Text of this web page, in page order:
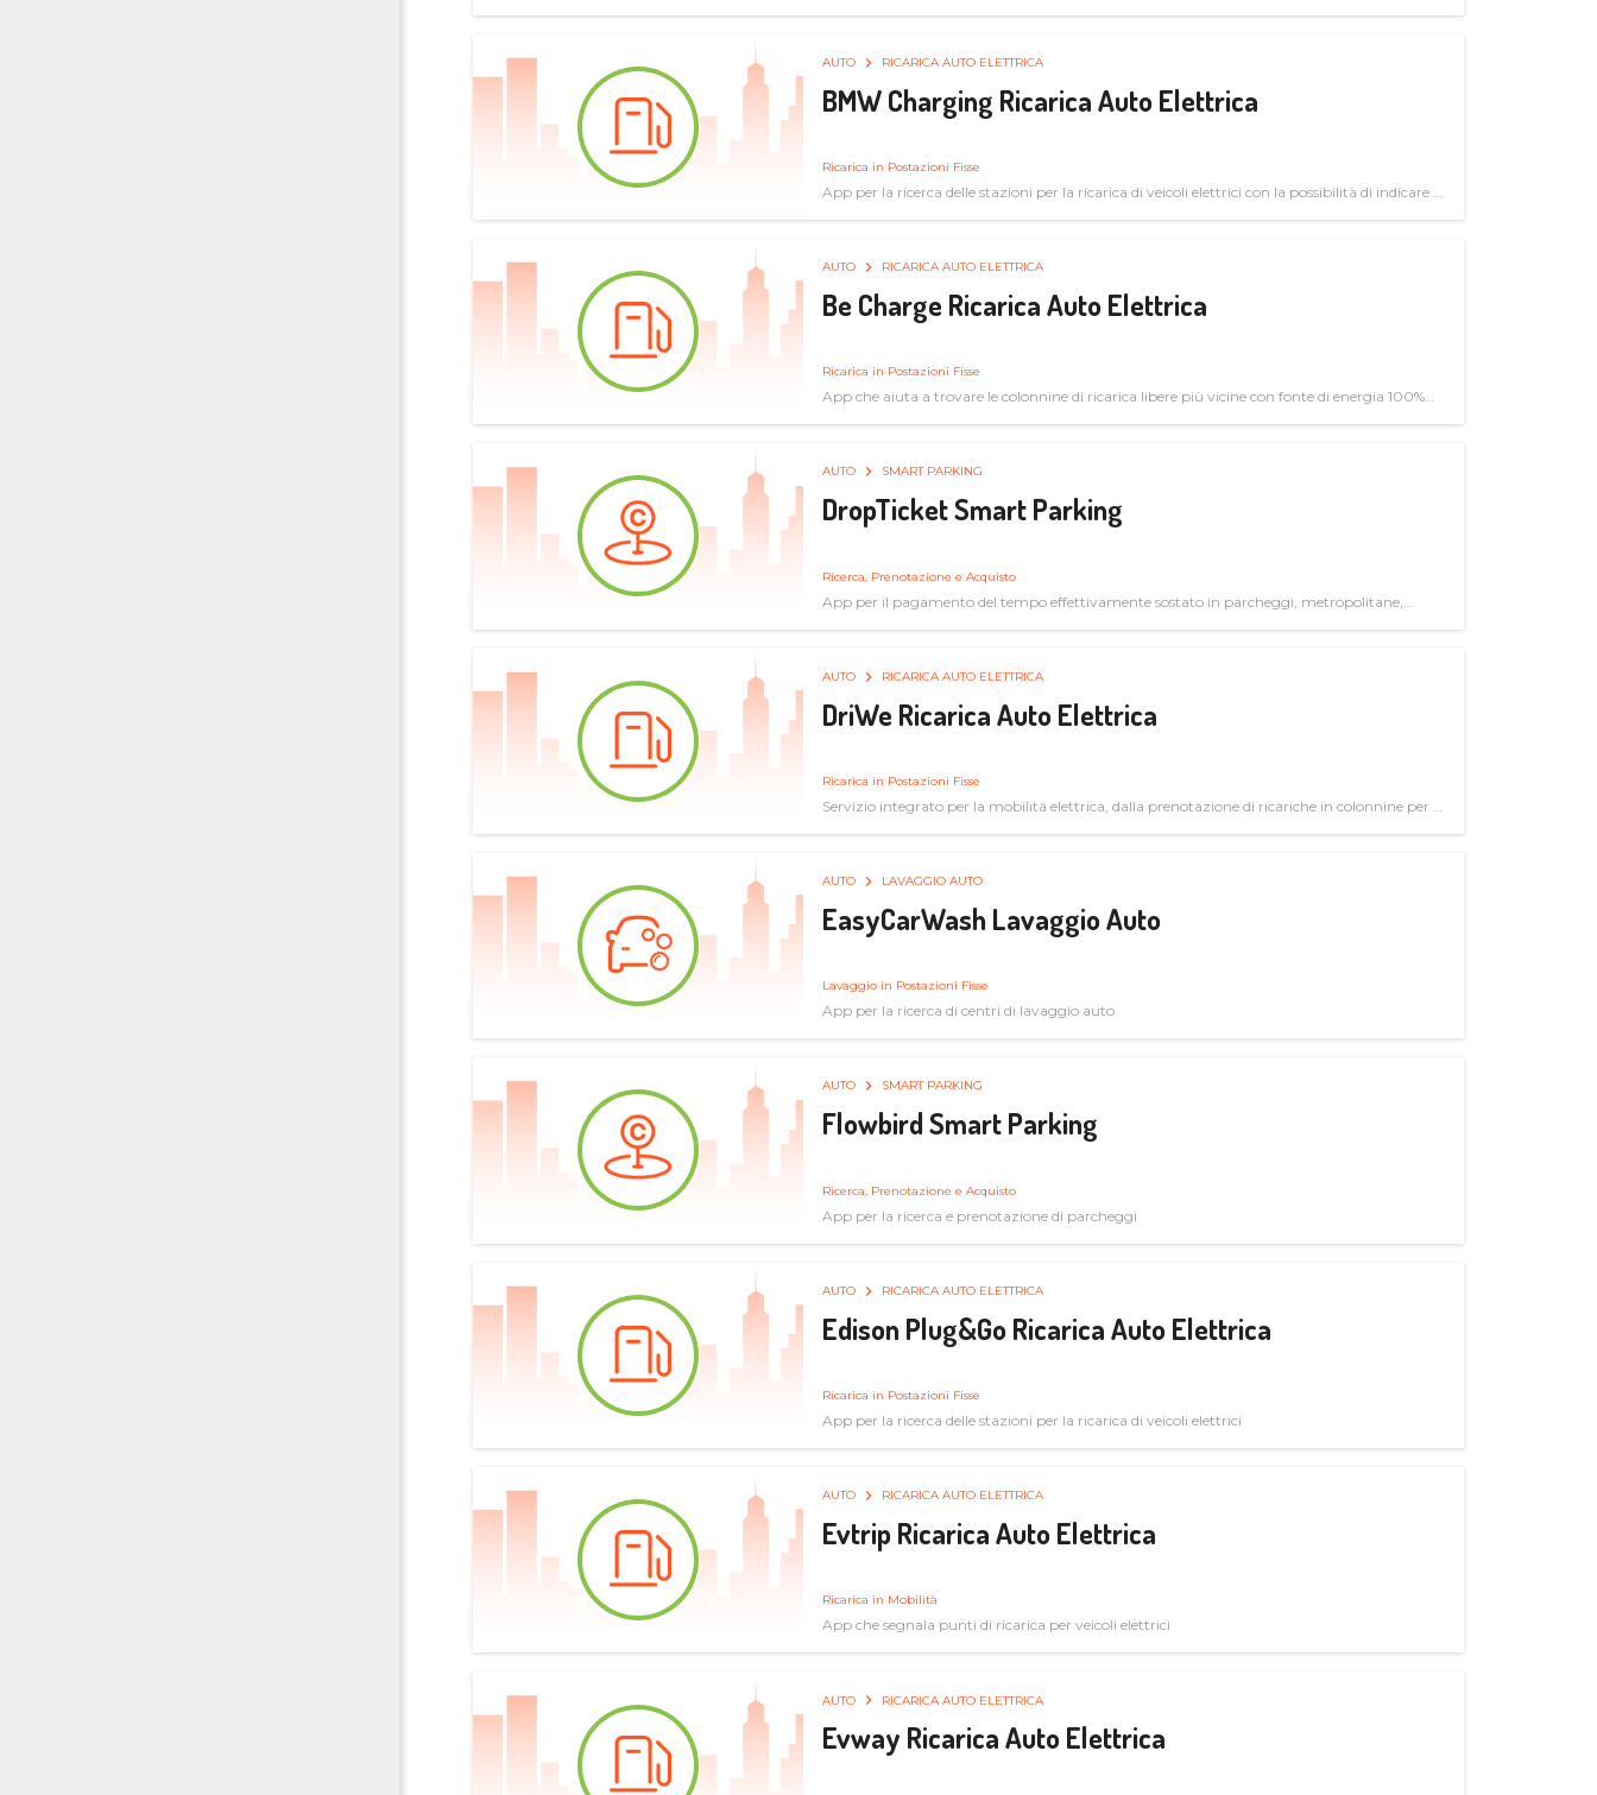
AUTO RICARICA AUTO ELETTRICA
BMW Charging Ricarica Auto Elettrica
Ricarica in Postazioni Fisse
App per la ricerca delle stazioni per la ricarica di veicoli elettrici con la possibilità di indicare le
AUTO RICARICA AUTO ELETTRICA
Be Charge Ricarica Auto Elettrica
Ricarica in Postazioni Fisse
App che aiuta a trovare le colonnine di ricarica libere più vicine con fonte di energia 100%
AUTO SMART PARKING
DropTicket Smart Parking
Ricerca, Prenotazione e Acquisto
App per il pagamento del tempo effettivamente sostato in parcheggi, metropolitane,
AUTO RICARICA AUTO ELETTRICA
DriWe Ricarica Auto Elettrica
Ricarica in Postazioni Fisse
Servizio integrato per la mobilità elettrica, dalla prenotazione di ricariche in colonnine per il
AUTO LAVAGGIO AUTO
EasyCarWash Lavaggio Auto
Lavaggio in Postazioni Fisse
App per la ricerca di centri di lavaggio auto
AUTO SMART PARKING
Flowbird Smart Parking
Ricerca, Prenotazione e Acquisto
App per la ricerca e prenotazione di parcheggi
AUTO RICARICA AUTO ELETTRICA
Edison Plug&Go Ricarica Auto Elettrica
Ricarica in Postazioni Fisse
App per la ricerca delle stazioni per la ricarica di veicoli elettrici
AUTO RICARICA AUTO ELETTRICA
Evtrip Ricarica Auto Elettrica
Ricarica in Mobilità
App che segnala punti di ricarica per veicoli elettrici
AUTO RICARICA AUTO ELETTRICA
Evway Ricarica Auto Elettrica